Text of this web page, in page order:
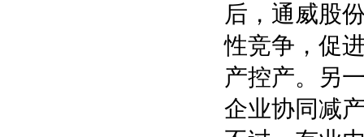
后，通威股
性竞争，促
产控产。另
企业协同减